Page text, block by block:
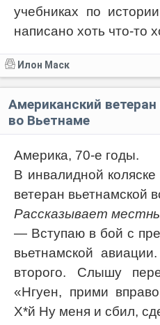
учебниках по
написано хоть что-то
Илон Маск
Американский
во Вьетнаме
Америка, 70-е годы.
В инвалидной коляске
ветеран вьетнамской
Рассказывает
— Вступаю в бой с
вьетнамской
второго. Слышу
«Нгуен, прими
Х*й Ну меня и сбил,